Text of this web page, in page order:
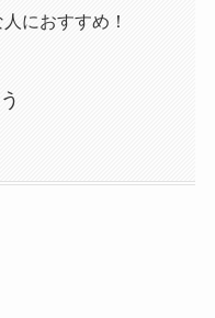
におすすめ！